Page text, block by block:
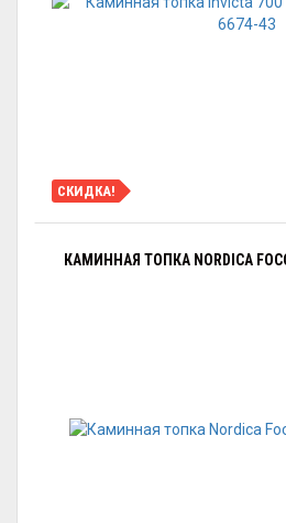
СКИДКА!
КАМИННАЯ ТОПКА NORDICA